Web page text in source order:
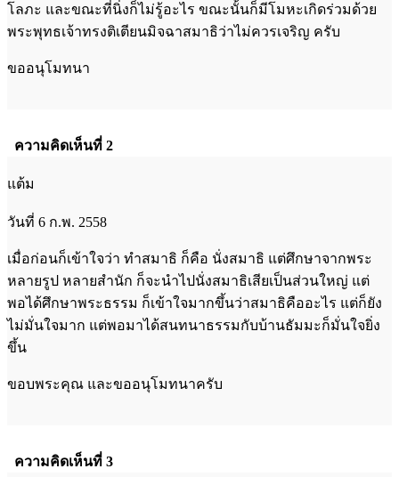
โลภะ และขณะที่นิ่งก็ไม่รู้อะไร ขณะนั้นก็มีโมหะเกิดร่วมด้วย
พระพุทธเจ้าทรงติเตียนมิจฉาสมาธิว่าไม่ควรเจริญ ครับ
ขออนุโมทนา
ความคิดเห็นที่ 2
แต้ม
วันที่ 6 ก.พ. 2558
เมื่อก่อนก็เข้าใจว่า ทำสมาธิ ก็คือ นั่งสมาธิ แต่ศึกษาจากพระ
หลายรูป หลายสำนัก ก็จะนำไปนั่งสมาธิเสียเป็นส่วนใหญ่ แต่
พอได้ศึกษาพระธรรม ก็เข้าใจมากขึ้นว่าสมาธิคืออะไร แต่ก็ยัง
ไม่มั่นใจมาก แต่พอมาได้สนทนาธรรมกับบ้านธัมมะก็มั่นใจยิ่ง
ขึ้น
ขอบพระคุณ และขออนุโมทนาครับ
ความคิดเห็นที่ 3